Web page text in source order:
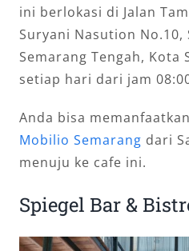
ini berlokasi di Jalan
Suryani Nasution No.10,
Semarang Tengah, Kota
setiap hari dari jam
Anda bisa
Mobilio Semarang dari
menuju ke cafe ini.
Spiegel Bar &